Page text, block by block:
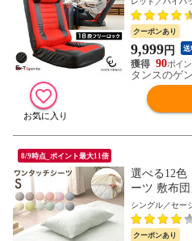
ス イス 椅
バック
旬※8/31ま
クーポンあり
9,999円 送
90
タンスのゲ
8/9時点_ポイント最大11倍
選べる12色
ーツ 敷布
ベッドシー
ーツ 洗える
128〔セー
シングル／セー
クーポンあり